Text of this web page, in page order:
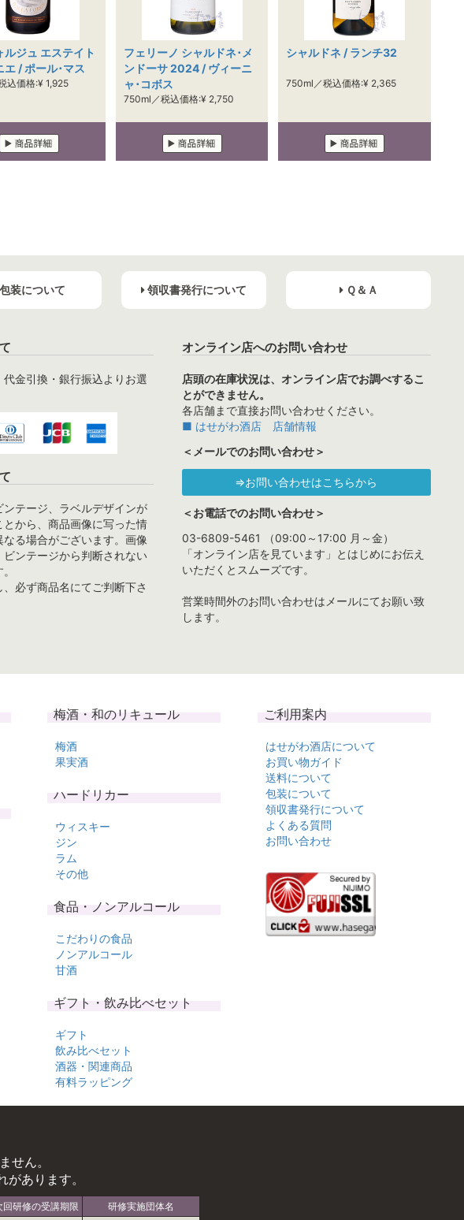
ルジュ エステイト
エ / ポール･マス
込価格:¥ 1,925
フェリーノ シャルドネ･メ
ンドーサ 2024 / ヴィーニ
ャ･コボス
750ml／税込価格:¥ 2,750
シャルドネ / ランチ32
750ml／税込価格:¥ 2,365
装について 領収書発行について Ｑ＆Ａ
金引換・銀行振込よりお選
テージ、ラベルデザインが
から、商品画像に写った情
る場合がございます。画像
ンテージから判断されない
必ず商品名にてご判断下さ
オンライン店へのお問い合わせ
店頭の在庫状況は、オンライン店でお調べするこ
とができません。
各店舗まで直接お問い合わせください。
■ はせがわ酒店 店舗情報
＜メールでのお問い合わせ＞
⇒お問い合わせはこちらから
＜お電話でのお問い合わせ＞
03-6809-5461 （09:00～17:00 月～金）
「オンライン店を見ています」とはじめにお伝え
いただくとスムーズです。
営業時間外のお問い合わせはメールにてお願い致
します。
梅酒・和のリキュール
梅酒
果実酒
ハードリカー
ウィスキー
ジン
ラム
その他
食品・ノンアルコール
こだわりの食品
ノンアルコール
甘酒
ギフト・飲み比べセット
ギフト
飲み比べセット
酒器・関連商品
有料ラッピング
ご利用案内
はせがわ酒店について
お買い物ガイド
送料について
包装について
領収書発行について
よくある質問
お問い合わせ
せん。
あります。
回研修の受講期限 研修実施団体名